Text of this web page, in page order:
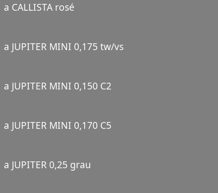
a CALLISTA rosé
a JUPITER MINI 0,175 tw/vs
a JUPITER MINI 0,150 C2
a JUPITER MINI 0,170 C5
a JUPITER 0,25 grau